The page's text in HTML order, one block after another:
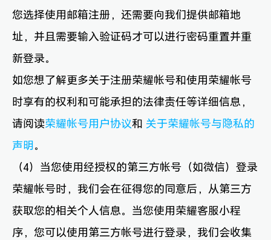
您选择使用邮箱注册，还需要向我们提供邮箱地
址，并且需要输入验证码才可以进行密码重置并重
新登录。
如您想了解更多关于注册荣耀帐号和使用荣耀帐号
时享有的权利和可能承担的法律责任等详细信息，
请阅读荣耀帐号用户协议和 关于荣耀帐号与隐私的
声明 。
（4）当您使用经授权的第三方帐号（如微信）登录
荣耀帐号时，我们会在征得您的同意后，从第三方
获取您的相关个人信息。当您使用荣耀客服小程
序，您可以使用第三方帐号进行登录，我们会收集